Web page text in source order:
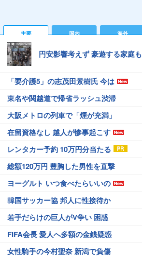
主要 国内 海外
円安影響考えず 豪遊する家庭も
「要介護5」の志茂田景樹氏 今は
東名や関越道で帰省ラッシュ渋滞
大阪メトロの列車で「煙が充満」
在留資格なし 越人が惨事起こす
レンタカー予約 10万円分当たる
総額120万円 豊胸した男性を直撃
ヨーグルト いつ食べたらいいの
韓国サッカー協 邦人に性接待か
若手だらけの巨人がV争い 困惑
FIFA会長 愛人へ多額の金銭疑惑
女性騎手の今村聖奈 新潟で負傷